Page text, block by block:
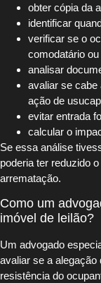
obter cópia da
identificar
verificar se o
comodatário
analisar
avaliar se cabe
ação de
evitar entrada
calcular o
Se essa análise
poderia ter reduzido
arrematação.
Como um
imóvel de leilão?
Um advogado
avaliar se a alegação
resistência do